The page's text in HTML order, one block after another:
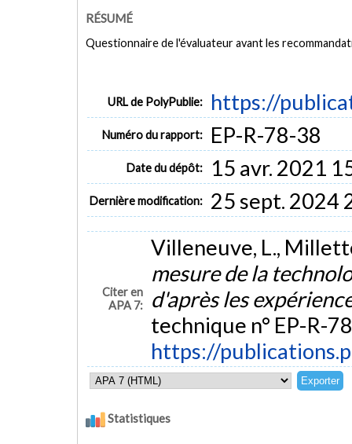
RÉSUMÉ
Questionnaire de l'évaluateur avant les
URL de PolyPublie: https://
Numéro du rapport: EP-R-78-38
Date du dépôt: 15 avr. 2021
Dernière modification: 25 sept. 2024
Citer en
APA 7:
Villeneuve, L.,
mesure de la
d'après les
technique n° EP-R-
https://
Statistiques